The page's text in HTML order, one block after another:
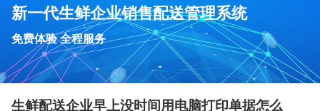
新一代生鲜企业销售配送管理系统
免费体验 全程服务
生鲜配送企业早上没时间用电脑打印单据怎么